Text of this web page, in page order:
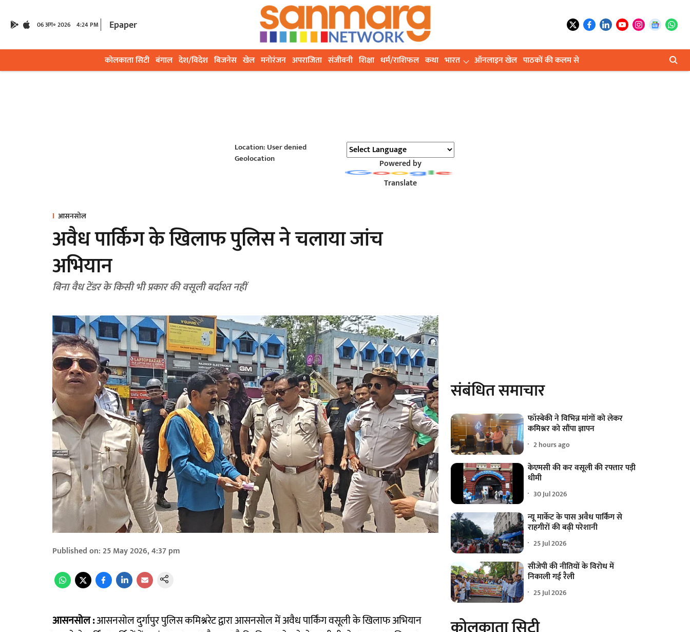
06 अग॰ 2026 4:24 PM Epaper
कोलकाता सिटी बंगाल देश/विदेश बिजनेस खेल मनोरंजन अपराजिता संजीवनी शिक्षा धर्म/राशिफल कथा भारत ऑनलाइन खेल पाठकों की कलम से
Location: User denied
Geolocation
Powered by
Translate
आसनसोल
अवैध पार्किंग के खिलाफ पुलिस ने चलाया जांच
अभियान
बिना वैध टेंडर के किसी भी प्रकार की वसूली बर्दाश्त नहीं
Published on:25 May 2026, 4:37 pm
आसनसोल :आसनसोल दुर्गापुर पुलिस कमिश्नरेट द्वारा आसनसोल में अवैध पार्किंग वसूली के खिलाफ अभियान
संबंधित समाचार
फॉस्बेकी ने विभिन्न मांगों को लेकर
कमिश्नर को सौंपा ज्ञापन
2 hours ago
केएमसी की कर वसूली की रफ्तार पड़ी
धीमी
30 Jul 2026
न्यू मार्केट के पास अवैध पार्किंग से
राहगीरों की बढ़ी परेशानी
25 Jul 2026
सीजेपी की नीतियों के विरोध में
निकाली गई रैली
25 Jul 2026